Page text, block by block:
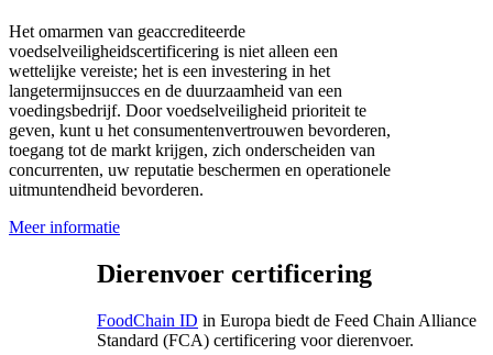
Het omarmen van geaccrediteerde
voedselveiligheidscertificering is niet alleen een
wettelijke vereiste; het is een investering in het
langetermijnsucces en de duurzaamheid van een
voedingsbedrijf. Door voedselveiligheid prioriteit te
geven, kunt u het consumentenvertrouwen bevorderen,
toegang tot de markt krijgen, zich onderscheiden van
concurrenten, uw reputatie beschermen en operationele
uitmuntendheid bevorderen.
Meer informatie
Dierenvoer certificering
FoodChain ID in Europa biedt de Feed Chain Alliance
Standard (FCA) certificering voor dierenvoer.